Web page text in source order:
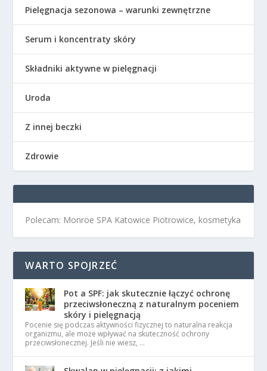
Pielęgnacja sezonowa – warunki zewnętrzne
Serum i koncentraty skóry
Składniki aktywne w pielęgnacji
Uroda
Z innej beczki
Zdrowie
Polecam: Monroe SPA Katowice Piotrowice, kosmetyka
WARTO SPOJRZEĆ
Pot a SPF: jak skutecznie łączyć ochronę
przeciwsłoneczną z naturalnym poceniem
skóry i pielęgnacją
Pocenie się podczas aktywności fizycznej to naturalna reakcja
organizmu, ale może wpływać na skuteczność ochrony
przeciwsłonecznej. Jeśli nie wiesz, …